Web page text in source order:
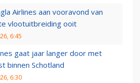
Airlines aan vooravond van
vlootuitbreiding ooit
6:45
gaat jaar langer door met
binnen Schotland
6:30